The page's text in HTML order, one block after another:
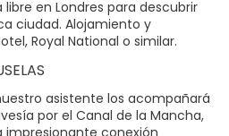
en Londres para descubrir
ciudad. Alojamiento y
Royal National o similar.
asistente los acompañará
por el Canal de la Mancha,
impresionante conexión